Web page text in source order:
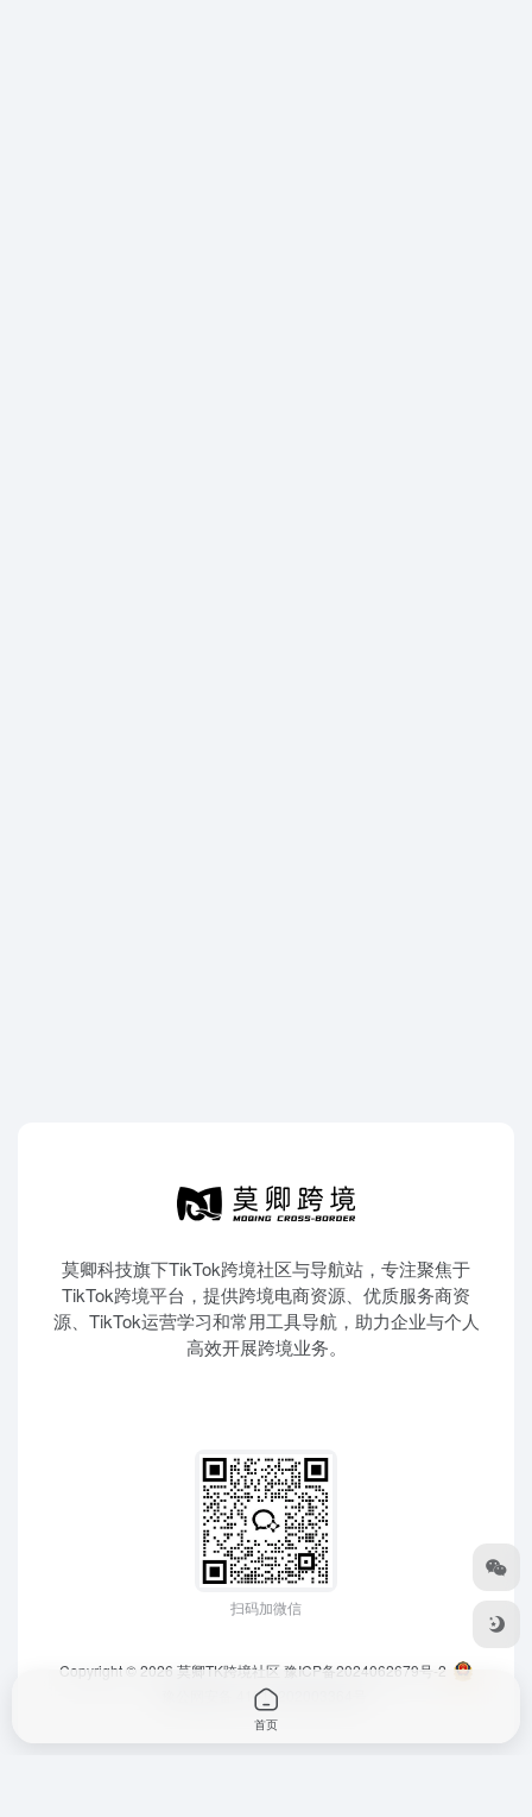
莫卿科技旗下TikTok跨境社区与导航站，专注聚焦于
TikTok跨境平台，提供跨境电商资源、优质服务商资
源、TikTok运营学习和常用工具导航，助力企业与个人
高效开展跨境业务。
扫码加微信
Copyright © 2026 莫卿TK跨境社区 豫ICP备2024062679号-2
豫公网安备 41010202003364号
首页